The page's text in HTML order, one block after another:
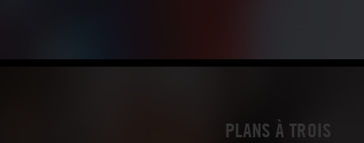
PLANS À TROIS